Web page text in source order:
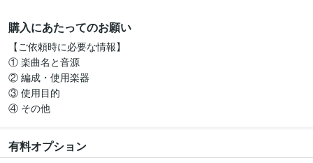
購入にあたってのお願い
【ご依頼時に必要な情報】
① 楽曲名と音源
② 編成・使用楽器
③ 使用目的
④ その他
有料オプション